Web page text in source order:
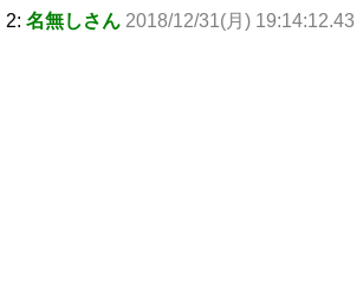
2: 名無しさん 2018/12/31(月) 19:14:12.43